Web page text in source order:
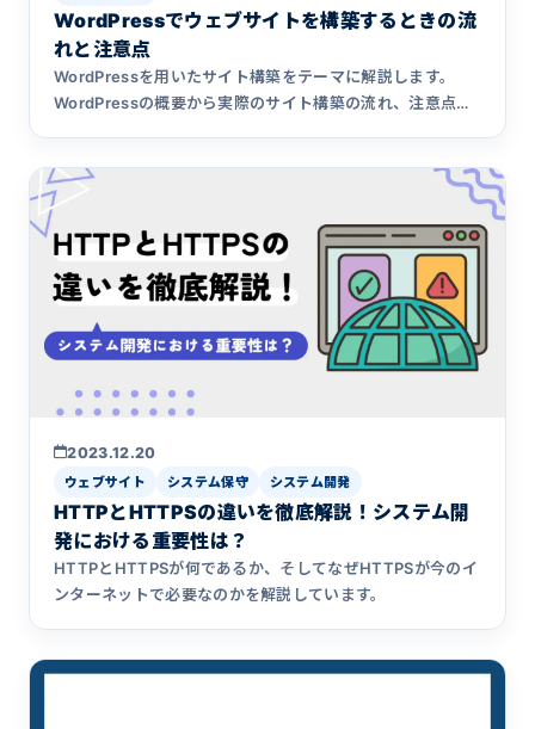
WordPressでウェブサイトを構築するときの流
れと注意点
WordPressを用いたサイト構築をテーマに解説します。
WordPressの概要から実際のサイト構築の流れ、注意点ま
2023.12.20
ウェブサイト システム保守 システム開発
HTTPとHTTPSの違いを徹底解説！システム開
発における重要性は？
HTTPとHTTPSが何であるか、そしてなぜHTTPSが今のイ
ンターネットで必要なのかを解説しています。